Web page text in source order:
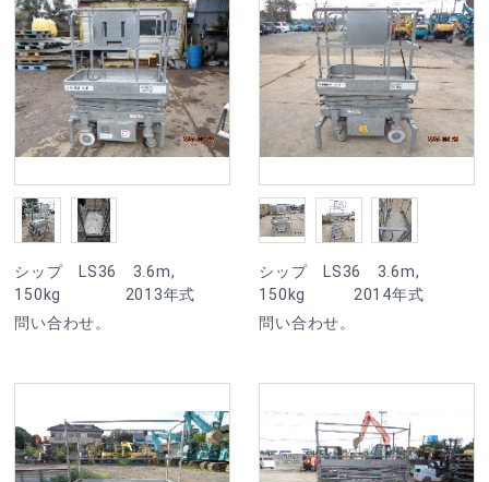
シップ LS36 3.6m,
150kg 2013年式
問い合わせ。
シップ LS36 3.6m,
150kg 2014年式
問い合わせ。